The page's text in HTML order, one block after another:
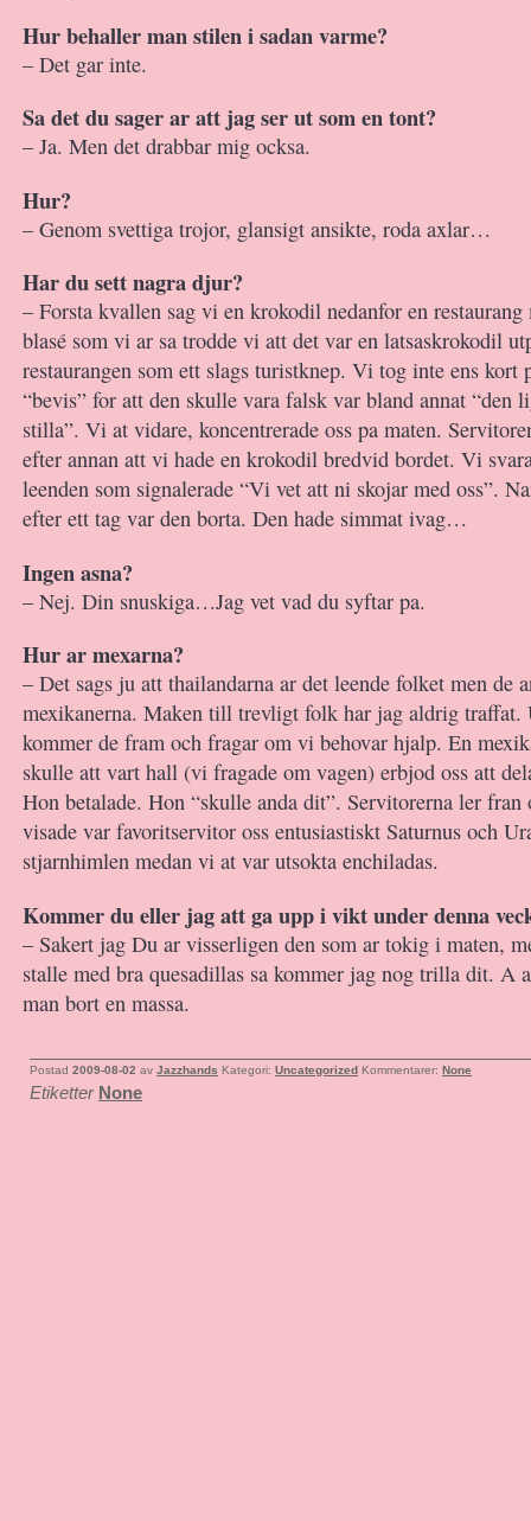
Hur behaller man stilen i sadan varme?
– Det gar inte.
Sa det du sager ar att jag ser ut som en tont?
– Ja. Men det drabbar mig ocksa.
Hur?
– Genom svettiga trojor, glansigt ansikte, roda axlar…
Har du sett nagra djur?
– Forsta kvallen sag vi en krokodil nedanfor en
blasé som vi ar sa trodde vi att det var en latsaskrokodil
restaurangen som ett slags turistknep. Vi tog inte ens kort
“bevis” for att den skulle vara falsk var bland annat “den
stilla”. Vi at vidare, koncentrerade oss pa maten.
efter annan att vi hade en krokodil bredvid bordet. Vi
leenden som signalerade “Vi vet att ni skojar med oss”.
efter ett tag var den borta. Den hade simmat ivag…
Ingen asna?
– Nej. Din snuskiga…Jag vet vad du syftar pa.
Hur ar mexarna?
– Det sags ju att thailandarna ar det leende folket men de
mexikanerna. Maken till trevligt folk har jag aldrig traffat.
kommer de fram och fragar om vi behovar hjalp. En
skulle att vart hall (vi fragade om vagen) erbjod oss att
Hon betalade. Hon “skulle anda dit”. Servitorerna ler
visade var favoritservitor oss entusiastiskt Saturnus och
stjarnhimlen medan vi at var utsokta enchiladas.
Kommer du eller jag att ga upp i vikt under denna
– Sakert jag Du ar visserligen den som ar tokig i maten,
stalle med bra quesadillas sa kommer jag nog trilla dit. A
man bort en massa.
Postad 2009-08-02 av Jazzhands Kategori: Uncategorized Kommentarer: None
Etiketter None